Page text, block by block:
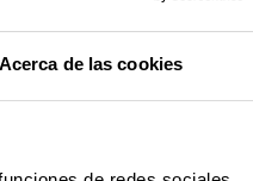
Acerca de las cookies